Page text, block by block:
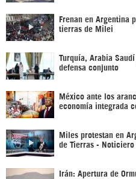
Frenan en Argentina
tierras de Milei
Turquía, Arabia
defensa conjunto
México ante los
economía integrada
Miles protestan en
de Tierras -
Irán: Apertura de